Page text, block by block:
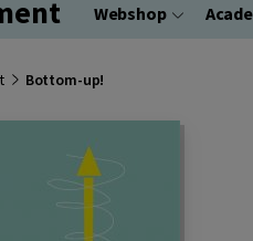
Webshop
Bottom-up!